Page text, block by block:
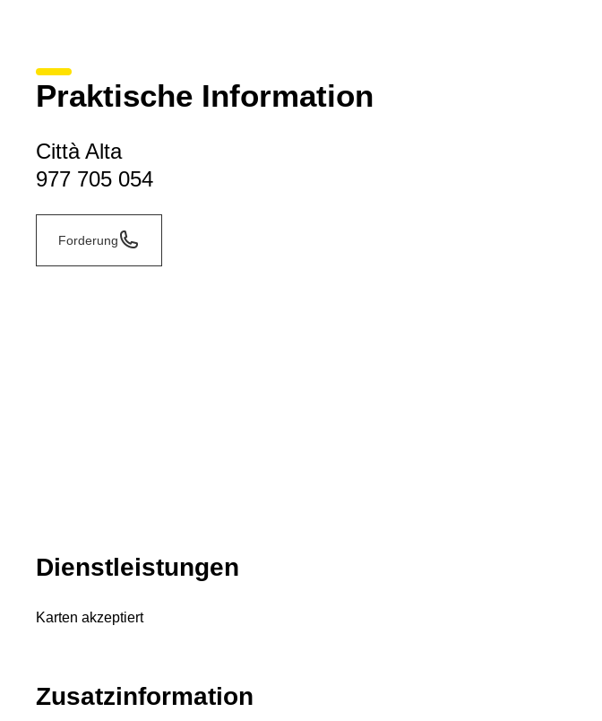
Praktische Information
Città Alta
977 705 054
Forderung
Dienstleistungen
Karten akzeptiert
Zusatzinformation